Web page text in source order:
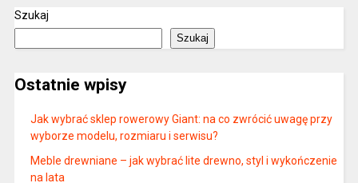
Szukaj
Szukaj
Ostatnie wpisy
Jak wybrać sklep rowerowy Giant: na co zwrócić uwagę przy
wyborze modelu, rozmiaru i serwisu?
Meble drewniane – jak wybrać lite drewno, styl i wykończenie
na lata